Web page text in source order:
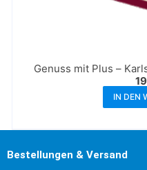
Genuss mit Plus –
IN DEN
Bestellungen & Versand